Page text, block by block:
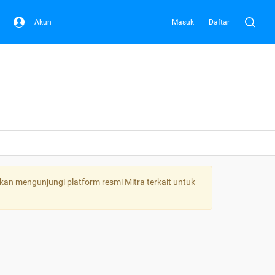
Akun Masuk Daftar
mengunjungi platform resmi Mitra terkait untuk